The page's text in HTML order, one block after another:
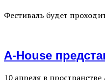
Фестиваль будет
A-House
10 апреля в